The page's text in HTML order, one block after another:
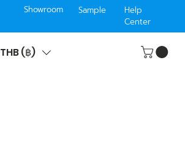
Showroom Sample
Help
Center
THB (฿)